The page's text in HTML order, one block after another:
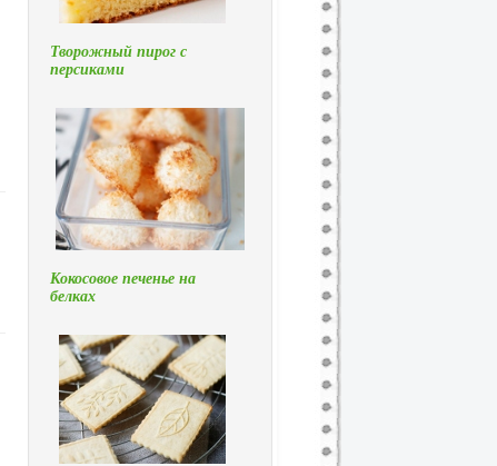
Творожный пирог с
персиками
Кокосовое печенье на
белках